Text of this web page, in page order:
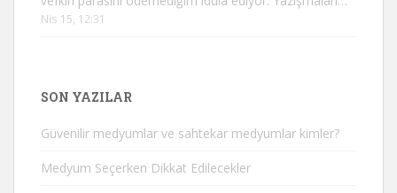
Nis 15, 12:31
SON YAZILAR
Güvenilir medyumlar ve sahtekar medyumlar kimler?
Medyum Seçerken Dikkat Edilecekler